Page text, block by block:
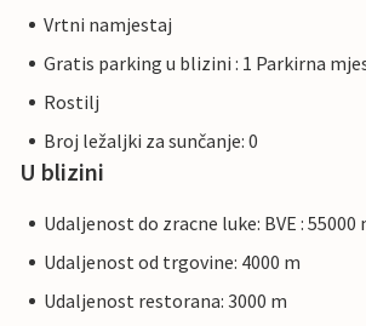
Vrtni namjestaj
Gratis parking u blizini : 1 Parkirna
Rostilj
Broj ležaljki za sunčanje: 0
U blizini
Udaljenost do zracne luke: BVE : 55000
Udaljenost od trgovine: 4000 m
Udaljenost restorana: 3000 m